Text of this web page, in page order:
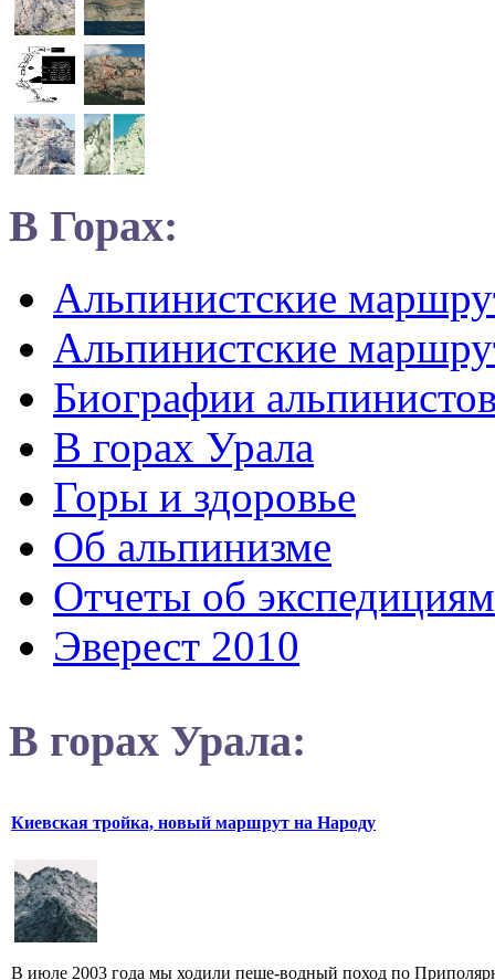
В Горах:
Альпинистские
Альпинистские
Биографии
В горах Урала
Горы и здоровье
Об альпинизме
Отчеты об экспедициям
Эверест 2010
В горах Урала:
Киевская тройка, новый маршрут на Народу
В июле 2003 года мы ходили пеше-водный поход по